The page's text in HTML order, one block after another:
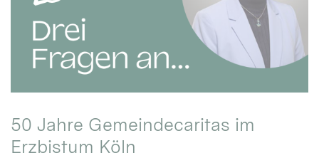
50 Jahre Gemeindecaritas im
Erzbistum Köln